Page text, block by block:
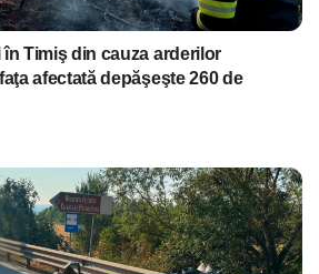
Timiş din cauza arderilor
afectată depăşeşte 260 de